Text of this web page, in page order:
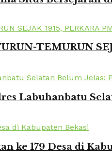
TEMURUN
Labuhanbatu
ke 179 Desa di